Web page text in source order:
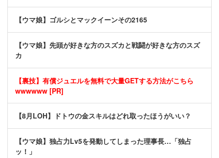
【ウマ娘】ゴルシとマックイーンその2165
【ウマ娘】先頭が好きな方のスズカと戦闘が好きな方のスズ
カ
【裏技】有償ジュエルを無料で大量GETする方法がこちら
wwwwww [PR]
【8月LOH】ドトウの金スキルはどれ取ったほうがいい？
【ウマ娘】独占力Lv5を発動してしまった理事長…「独占
ッ！」